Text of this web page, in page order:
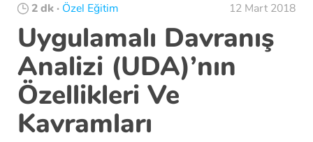
2 dk · Özel Eğitim 12 Mart 2018
Uygulamalı Davranış
Analizi (UDA)’nın
Özellikleri Ve
Kavramları